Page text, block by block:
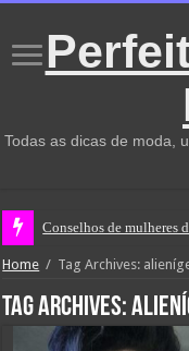
Todas as dicas de moda,
Conselhos de mulheres
Home / Tag Archives:
Tag Archives: